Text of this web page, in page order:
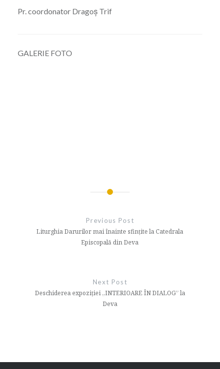
Pr. coordonator Dragoș Trif
GALERIE FOTO
articole
Previous Post
Liturghia Darurilor mai înainte sfințite la Catedrala
Episcopală din Deva
Next Post
Deschiderea expoziției „INTERIOARE ÎN DIALOG” la
Deva